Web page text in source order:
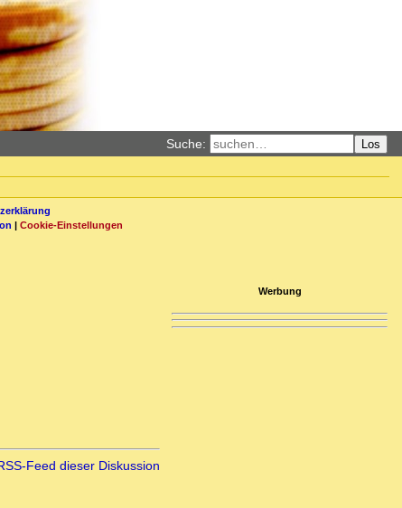
Suche: Los
| Cookie-Einstellungen
Feed dieser Diskussion
Werbung